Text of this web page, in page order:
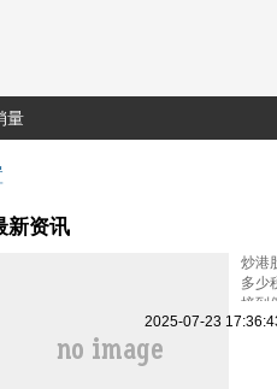
量
新资讯
炒港
多少
接到
特别
2025-07-23